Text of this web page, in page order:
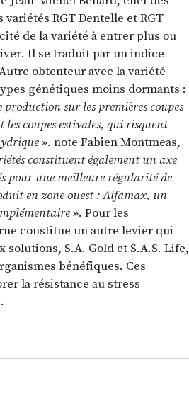
RGT Dentelle et RGT
de la variété à entrer plus ou
Il se traduit par un indice
obtenteur avec la variété
génétiques moins dormants :
sur les premières coupes
coupes estivales, qui risquent
». note Fabien Montmeas,
constituent également un axe
pour une meilleure régularité de
en zone ouest : Alfamax, un
». Pour les
constitue un autre levier qui
S.A. Gold et S.A.S. Life,
bénéfiques. Ces
la résistance au stress